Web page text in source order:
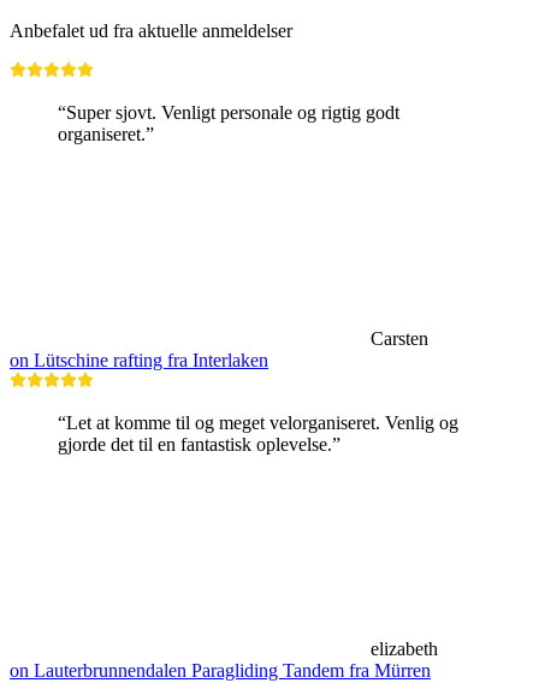
Anbefalet ud fra aktuelle anmeldelser
“Super sjovt. Venligt personale og rigtig godt
organiseret.”
Carsten
on Lütschine rafting fra Interlaken
“Let at komme til og meget velorganiseret. Venlig og
gjorde det til en fantastisk oplevelse.”
elizabeth
on Lauterbrunnendalen Paragliding Tandem fra Mürren